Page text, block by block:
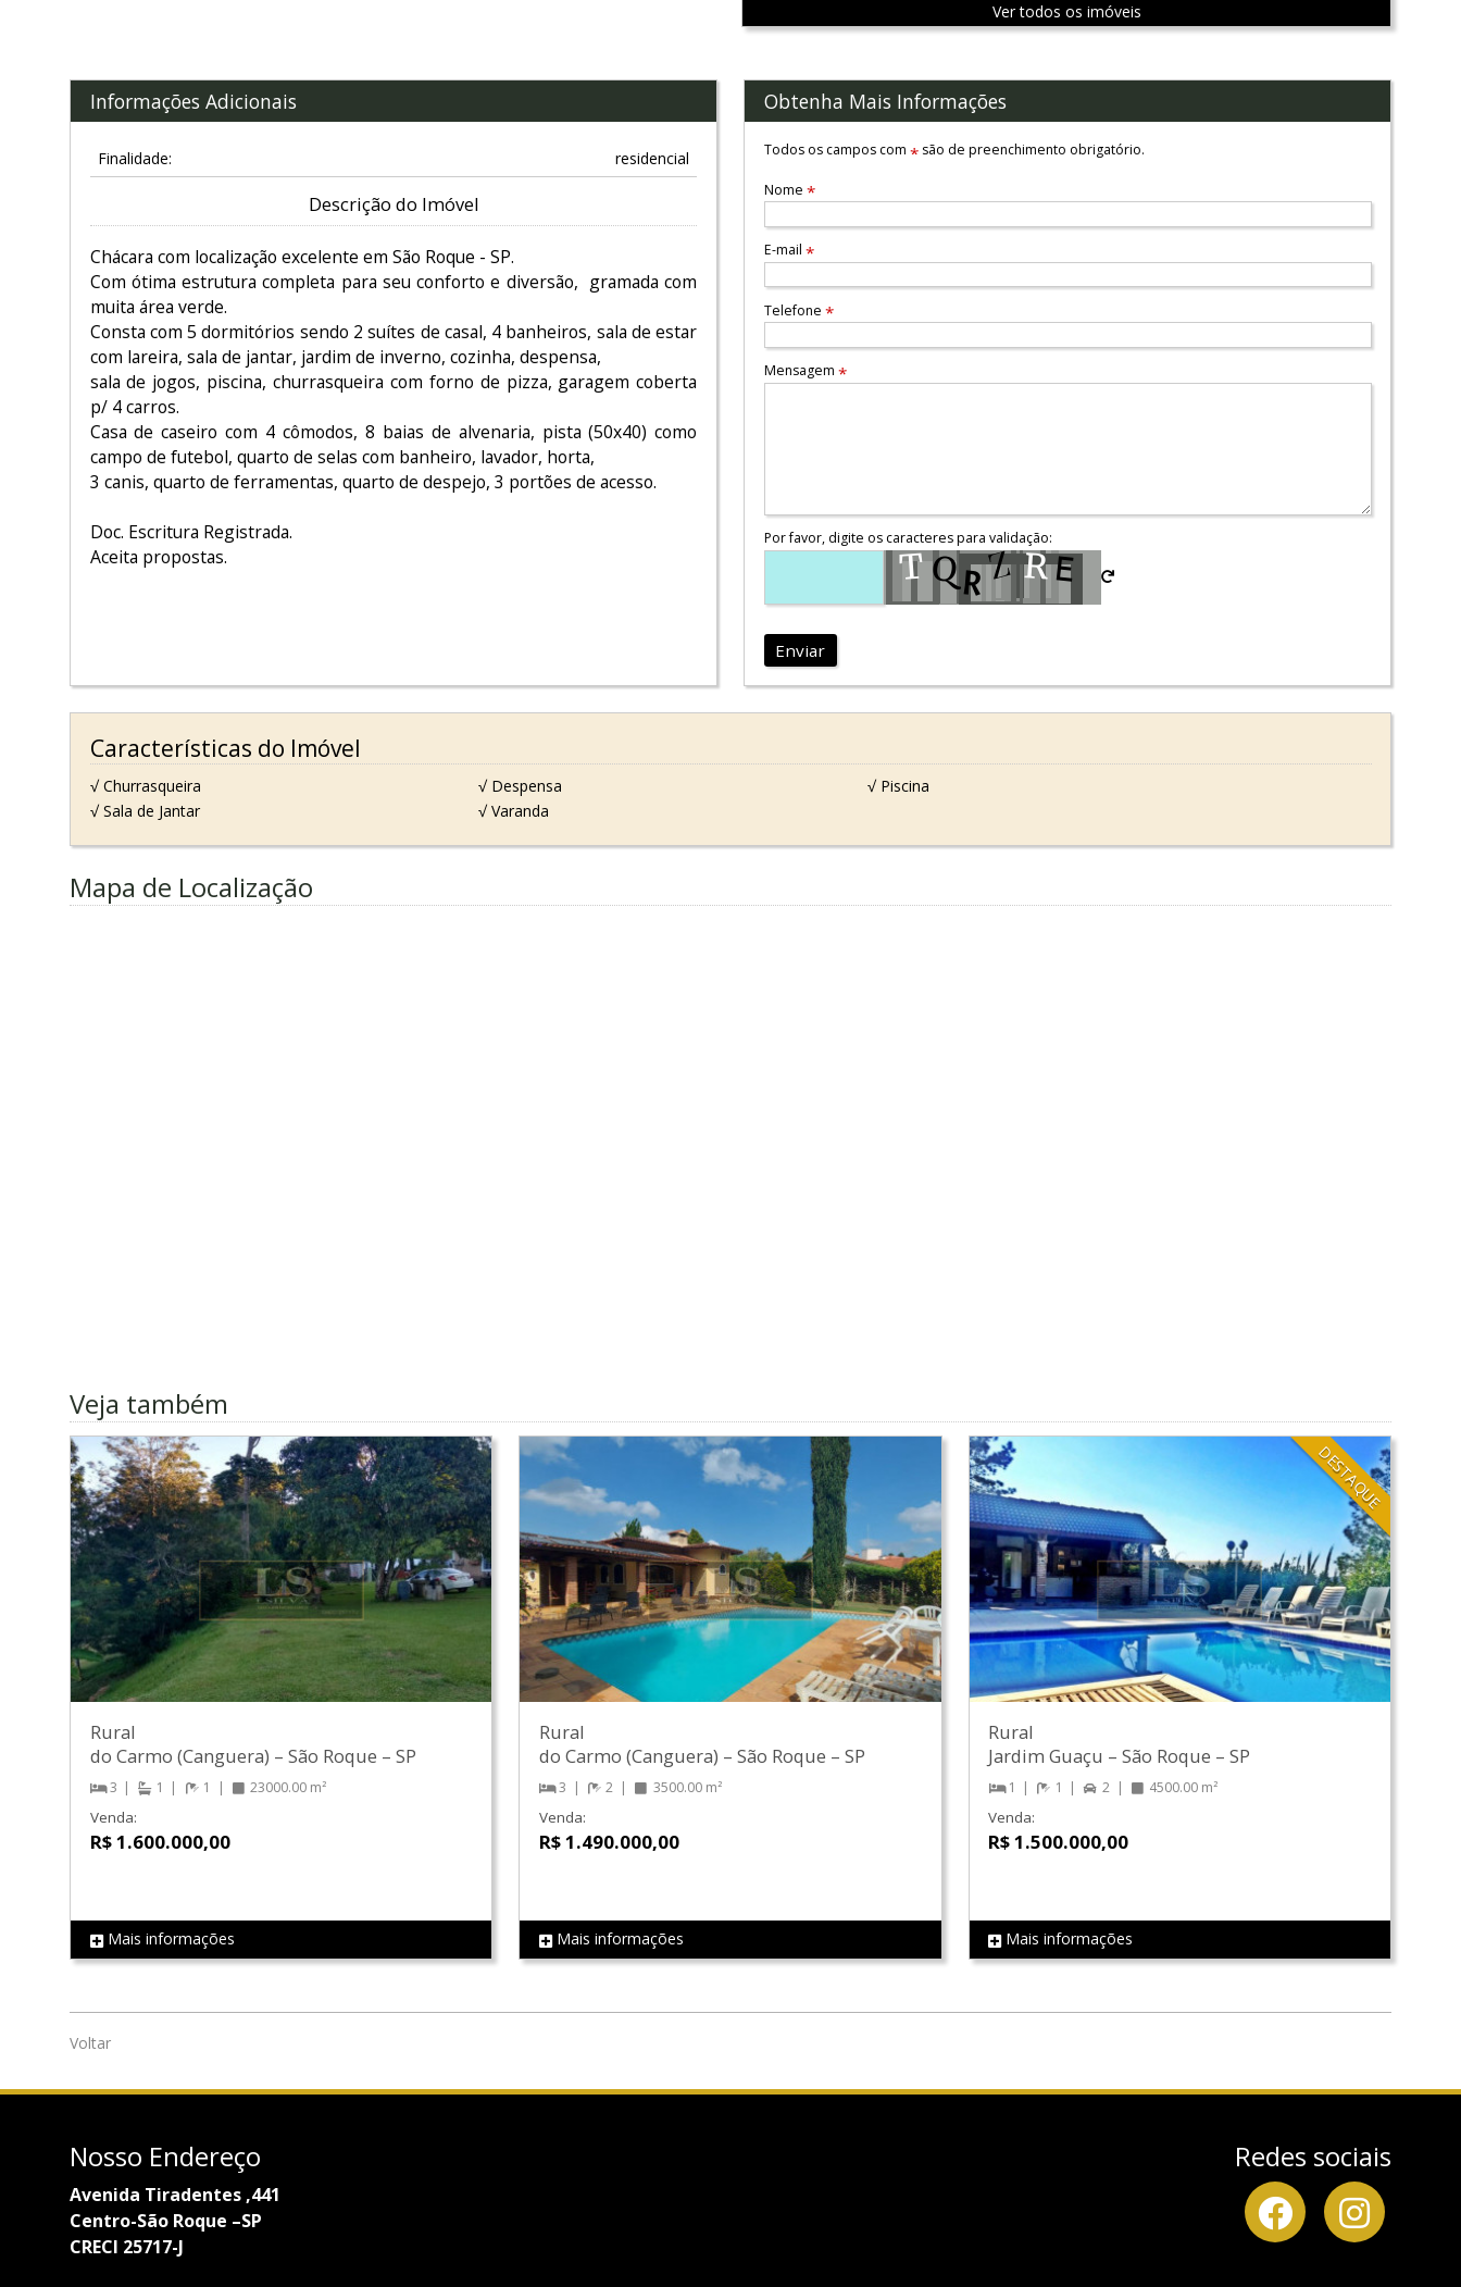
Ver todos os imóveis
Informações Adicionais
Finalidade: residencial
Descrição do Imóvel
Chácara com localização excelente em São Roque - SP.
Com ótima estrutura completa para seu conforto e diversão, gramada com
muita área verde.
Consta com 5 dormitórios sendo 2 suítes de casal, 4 banheiros, sala de estar
com lareira, sala de jantar, jardim de inverno, cozinha, despensa,
sala de jogos, piscina, churrasqueira com forno de pizza, garagem coberta
p/ 4 carros.
Casa de caseiro com 4 cômodos, 8 baias de alvenaria, pista (50x40) como
campo de futebol, quarto de selas com banheiro, lavador, horta,
3 canis, quarto de ferramentas, quarto de despejo, 3 portões de acesso.
Doc. Escritura Registrada.
Aceita propostas.
Obtenha Mais Informações
Todos os campos com *são de preenchimento obrigatório.
Nome *
E-mail *
Telefone *
Mensagem *
Por favor, digite os caracteres para validação:
Enviar
Características do Imóvel
√ Churrasqueira √ Despensa
√ Piscina
√ Sala de Jantar
√ Varanda
Mapa de Localização
Veja também
REF LS0208
Rural
do Carmo (Canguera) – São Roque – SP
3 1 1 23000.00 m²
Venda:
R$ 1.600.000,00
Mais informações REF LS0578
Rural
do Carmo (Canguera) – São Roque – SP
3 2 3500.00 m²
Venda:
R$ 1.490.000,00
Mais informações
DESTAQUE
REF LS0322
Rural
Jardim Guaçu –São Roque –SP
1 1 2 4500.00 m²
Venda:
R$ 1.500.000,00
Mais informações
Voltar
Nosso Endereço
Avenida Tiradentes ,441
Centro-São Roque –SP
CRECI 25717-J
Redes sociais